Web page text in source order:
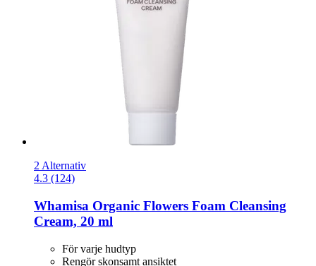
2 Alternativ
4.3 (124)
Whamisa Organic Flowers Foam Cleansing
Cream, 20 ml
För varje hudtyp
Rengör skonsamt ansiktet